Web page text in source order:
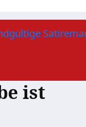
ist